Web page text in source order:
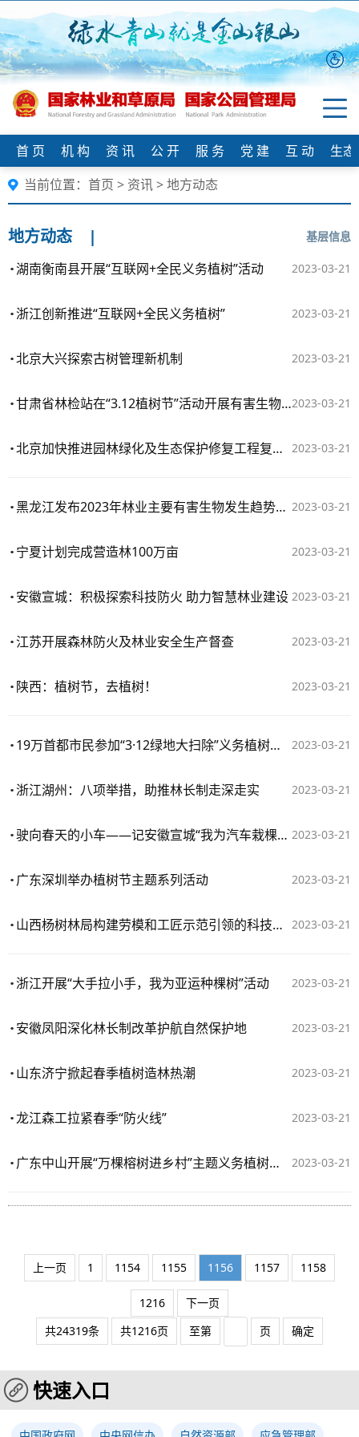
首 页 机 构 资 讯 公 开 服 务 党 建 互 动
生
当前位置： 首页 > 资讯>地方动态
地方动态 | 基层信息
2023-03-21
湖南衡南县开展“互联网+全民义务植树”活动
2023-03-21
浙江创新推进“互联网+全民义务植树”
2023-03-21
北京大兴探索古树管理新机制
2023-03-21
甘肃省林检站在“3.12植树节”活动开展有害生物防治宣传
2023-03-21
北京加快推进园林绿化及生态保护修复工程复产复工
2023-03-21
黑龙江发布2023年林业主要有害生物发生趋势预测
2023-03-21
宁夏计划完成营造林100万亩
2023-03-21
安徽宣城：积极探索科技防火 助力智慧林业建设
2023-03-21
江苏开展森林防火及林业安全生产督查
2023-03-21
陕西：植树节，去植树！
2023-03-21
19万首都市民参加“3·12绿地大扫除”义务植树尽责活动
2023-03-21
浙江湖州：八项举措，助推林长制走深走实
2023-03-21
驶向春天的小车——记安徽宣城“我为汽车栽棵树”活动第3年
2023-03-21
广东深圳举办植树节主题系列活动
2023-03-21
山西杨树林局构建劳模和工匠示范引领的科技人才培养体系
2023-03-21
浙江开展“大手拉小手，我为亚运种棵树”活动
2023-03-21
安徽凤阳深化林长制改革护航自然保护地
2023-03-21
山东济宁掀起春季植树造林热潮
2023-03-21
龙江森工拉紧春季“防火线”
2023-03-21
广东中山开展“万棵榕树进乡村”主题义务植树活动
上一页 1 1154 1155 1156 1157 1158
1216
下一页
共24319条
共1216页 至第 页 确定
快速入口